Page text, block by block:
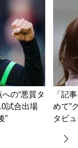
の“悪質タ
試合出場
”
「記
めて”
タビ